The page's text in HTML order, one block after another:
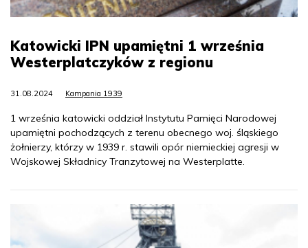
Katowicki IPN upamiętni 1 września
Westerplatczyków z regionu
31.08.2024 Kampania 1939
1 września katowicki oddział Instytutu Pamięci Narodowej
upamiętni pochodzących z terenu obecnego woj. śląskiego
żołnierzy, którzy w 1939 r. stawili opór niemieckiej agresji w
Wojskowej Składnicy Tranzytowej na Westerplatte.